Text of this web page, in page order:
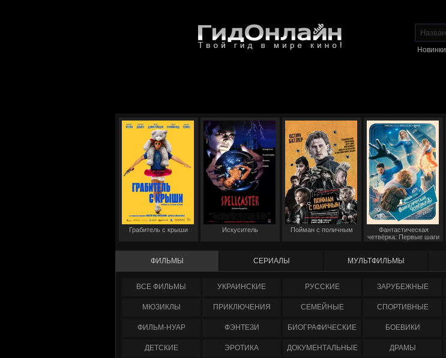
Новинки
Грабитель с крыши Искуситель Пойман с поличным
Фантастическая
четвёрка: Первые шаги
ФИЛЬМЫ СЕРИАЛЫ МУЛЬТФИЛЬМЫ
ФИЛЬМЫ УКРАИНCКИЕ РУССКИЕ ЗАРУБЕЖНЫЕ
МЮЗИКЛЫ ПРИКЛЮЧЕНИЯ СЕМЕЙНЫЕ СПОРТИВНЫЕ
ФИЛЬМ-НУАР ФЭНТЕЗИ БИОГРАФИЧЕСКИЕ БОЕВИКИ
ДЕТСКИЕ ЭРОТИКА ДОКУМЕНТАЛЬНЫЕ ДРАМЫ